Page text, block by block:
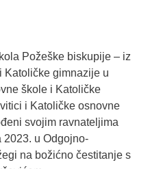
Požeške biskupije – iz
Katoličke gimnazije u
škole i Katoličke
i Katoličke osnovne
svojim ravnateljima
u Odgojno-
na božićno čestitanje s